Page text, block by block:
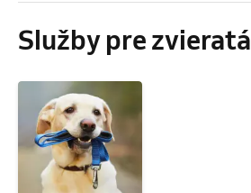
Služby pre zvieratá